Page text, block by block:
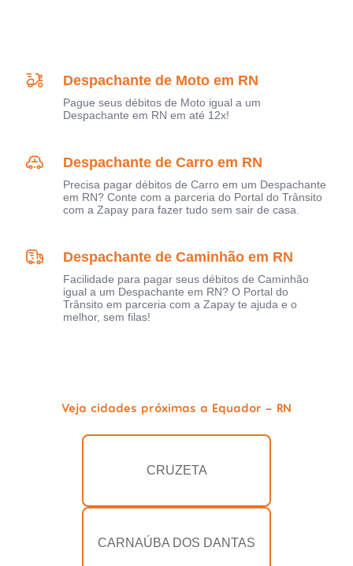
Despachante de Moto em RN
Pague seus débitos de Moto igual a um
Despachante em RN em até 12x!
Despachante de Carro em RN
Precisa pagar débitos de Carro em um Despachante
em RN? Conte com a parceria do Portal do Trânsito
com a Zapay para fazer tudo sem sair de casa.
Despachante de Caminhão em RN
Facilidade para pagar seus débitos de Caminhão
igual a um Despachante em RN? O Portal do
Trânsito em parceria com a Zapay te ajuda e o
melhor, sem filas!
Veja cidades próximas a Equador - RN
CRUZETA
CARNAÚBA DOS DANTAS